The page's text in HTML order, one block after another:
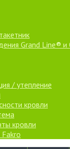
Grand Line®
/ утепление
кровли
кровли